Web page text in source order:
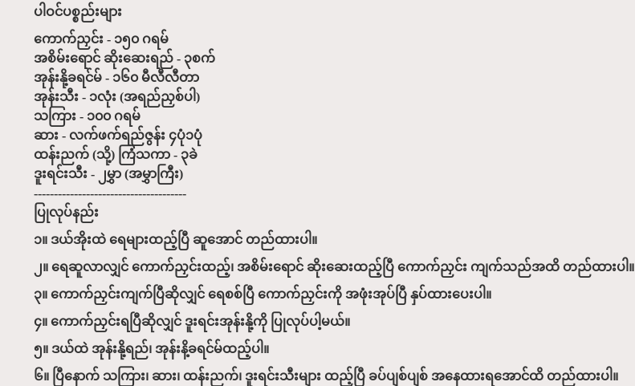
ပါဝင်ပစ္စည်းများ
ကောက်ညှင်း - ၁၅၀ ဂရမ်
အစိမ်းရောင် ဆိုးဆေးရည် - ၃စက်
အုန်းနို့ခရင်မ် - ၁၆၀ မီလီလီတာ
အုန်းသီး - ၁လုံး (အရည်ညှစ်ပါ)
သကြား - ၁၀၀ ဂရမ်
ဆား - လက်ဖက်ရည်ဇွန်း ၄ပုံ၁ပုံ
ထန်းညက် (သို့) ကြံသကာ - ၃ခဲ
ဒူးရင်းသီး - ၂မွှာ (အမွှာကြီး)
--------------------------------------
ပြုလုပ်နည်း
၁။ ဒယ်အိုးထဲ ရေများထည့်ပြီ ဆူအောင် တည်ထားပါ။
၂။ ရေဆူလာလျှင် ကောက်ညှင်းထည့်၊ အစိမ်းရောင် ဆိုးဆေးထည့်ပြီ ကောက်ညှင်း ကျက်သည်အထိ တည်ထားပါ။
၃။ ကောက်ညှင်းကျက်ပြီဆိုလျှင် ရေစစ်ပြီ ကောက်ညှင်းကို အဖုံးအုပ်ပြီ နှပ်ထားပေးပါ။
၄။ ကောက်ညှင်းရပြီဆိုလျှင် ဒူးရင်းအုန်းနို့ကို ပြုလုပ်ပါ့မယ်။
၅။ ဒယ်ထဲ အုန်းနို့ရည်၊ အုန်းနိ့ခရင်မ်ထည့်ပါ။
၆။ ပြီနောက် သကြား၊ ဆား၊ ထန်းညက်၊ ဒူးရင်းသီးများ ထည့်ပြီ ခပ်ပျစ်ပျစ် အနေထားရအောင်ထိ တည်ထားပါ။